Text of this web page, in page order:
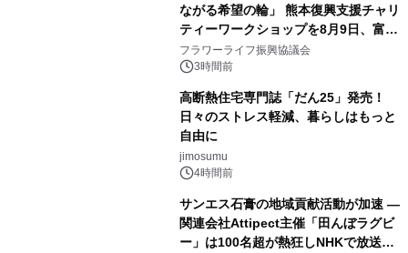
ながる希望の輪」 熊本復興支援チャリ
ティーワークショップを8月9日、富
山・射水で開催
フラワーライフ振興協議会
3時間前
高断熱住宅専門誌「だん25」発売！
日々のストレス軽減、暮らしはもっと
自由に
jimosumu
4時間前
サンエス石膏の地域貢献活動が加速 ―
関連会社Attipect主催「田んぼラグビ
ー」は100名超が熱狂しNHKで放送さ